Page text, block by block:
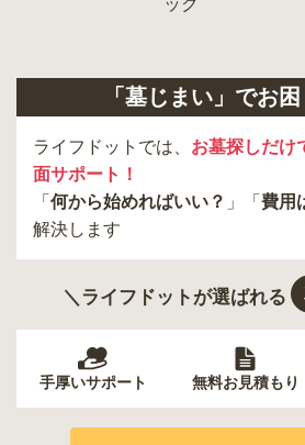
昭島市
葛飾区 墨田区
「墓じまい」でお
ライフドットでは、 お墓探しだけ
面サポート！
「 何から始めればいい？ 」「 費用
解決します
＼ライフドットが選ばれる
手厚いサポート 無料お見積もり